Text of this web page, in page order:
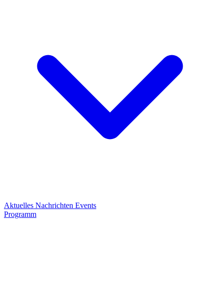
Aktuelles Nachrichten Events
Programm